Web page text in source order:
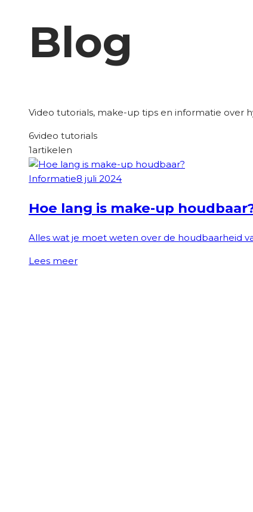
Blog
Video tutorials, make-up tips en informatie over
6video tutorials
1artikelen
Informatie8 juli 2024
Hoe lang is make-up
Alles wat je moet weten over de houdbaarheid
Lees meer